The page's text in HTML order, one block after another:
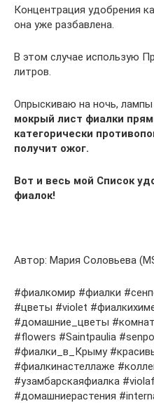
Концентрация удобрения
она уже разбавлена.
В этом случае использую
литров.
Опрыскиваю на ночь,
мокрый лист фиалки
категорически
получит ожог.
Вот и весь мой Список
фиалок!
Автор: Мария Соловьева
#фиалкомир #фиалки
#цветы #violet
#домашние_цветы
#flowers #Saintpaulia
#фиалки_в_Крыму
#фиалкинастеллаже
#узамбарскаяфиалка
#домашниерастения